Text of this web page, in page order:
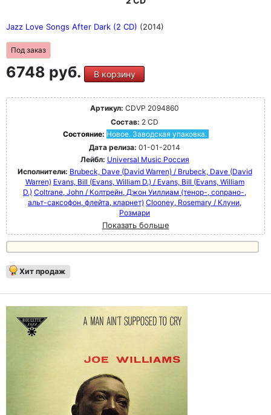
Jazz Love Songs After Dark (2 CD) (2014)
Под заказ
6748 руб. В корзину
Артикул: CDVP 2094860
Состав: 2 CD
Состояние: Новое. Заводская упаковка.
Дата релиза: 01-01-2014
Лейбл: Universal Music Россия
Исполнители: Brubeck, Dave (David Warren) / Brubeck, Dave (David
Warren) Evans, Bill (Evans, William D.) / Evans, Bill (Evans, William
D.) Coltrane, John / Колтрейн, Джон Уиллиам (тенор-, сопрано-,
альт-саксофон, флейта, кларнет) Clooney, Rosemary / Клуни,
Розмари
Показать больше
Хит продаж